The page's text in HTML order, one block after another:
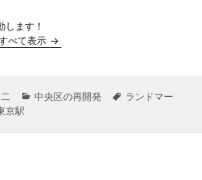
します！
べて表示
カ
中央区の再開発
タ
ランドマー
京駅